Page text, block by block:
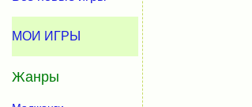
МОИ ИГРЫ
Жанры